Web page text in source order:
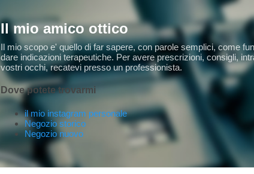
Passa ai
Il mio amico ottico
Il mio scopo e' quello di far sapere, con parole semplici, come
dare indicazioni terapeutiche. Per avere prescrizioni, consigli,
vostri occhi, recatevi presso un professionista.
Dove potete trovarmi
il mio instagram personale
Negozio storico
Negozio nuovo